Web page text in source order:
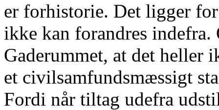
er forhistorie. Det ligger
ikke kan forandres indefra.
Gaderummet, at det heller
et civilsamfundsmæssigt
Fordi når tiltag udefra